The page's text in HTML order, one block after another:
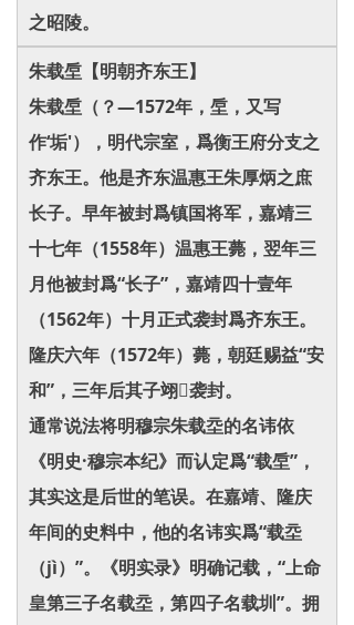
之昭陵。
朱载垕【明朝齐东王】
朱载垕（？—1572年，垕，又写
作‘垢'），明代宗室，爲衡王府分支之
齐东王。他是齐东温惠王朱厚炳之庶
长子。早年被封爲镇国将军，嘉靖三
十七年（1558年）温惠王薨，翌年三
月他被封爲“长子”，嘉靖四十壹年
（1562年）十月正式袭封爲齐东王。
隆庆六年（1572年）薨，朝廷赐益“安
和”，三年后其子翊𨰎袭封。
通常说法将明穆宗朱载坖的名讳依
《明史·穆宗本纪》而认定爲“载垕”，
其实这是后世的笔误。在嘉靖、隆庆
年间的史料中，他的名讳实爲“载坖
（jì）”。《明实录》明确记载，“上命
皇第三子名载坖，第四子名载圳”。拥